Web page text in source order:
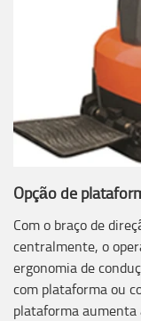
Opção de
Com o braço de
centralmente, o
ergonomia de
com plataforma ou
plataforma aumenta